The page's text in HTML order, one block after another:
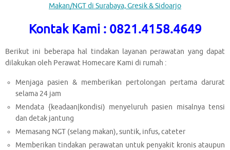
Makan/NGT di Surabaya, Gresik & Sidoarjo
Kontak Kami : 0821.4158.4649
Berikut ini beberapa hal tindakan layanan perawatan yang dapat
dilakukan oleh Perawat Homecare Kami di rumah :
Menjaga pasien & memberikan pertolongan pertama darurat
selama 24 jam
Mendata {keadaan|kondisi) menyeluruh pasien misalnya tensi
dan detak jantung
Memasang NGT (selang makan), suntik, infus, cateter
Memberikan tindakan perawatan untuk penyakit kronis ataupun